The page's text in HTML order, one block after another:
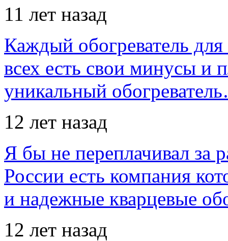
11 лет назад
Каждый обогреватель
всех есть свои минусы и
уникальный
12 лет назад
Я бы не переплачивал за
России есть компания
и надежные кварцевые
12 лет назад